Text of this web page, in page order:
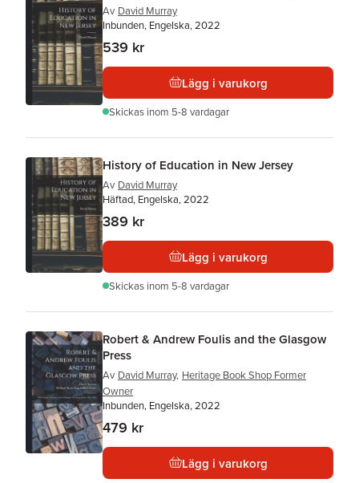
Av David Murray
Inbunden, Engelska, 2022
539 kr
Lägg i varukorg
Skickas inom 5-8 vardagar
History of Education in New Jersey
Av David Murray
Häftad, Engelska, 2022
389 kr
Lägg i varukorg
Skickas inom 5-8 vardagar
Robert & Andrew Foulis and the Glasgow
Press
Av David Murray, Heritage Book Shop Former
Owner
Inbunden, Engelska, 2022
479 kr
Lägg i varukorg